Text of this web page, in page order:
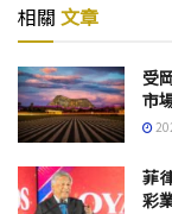
相關 文章
受
市
菲
彩